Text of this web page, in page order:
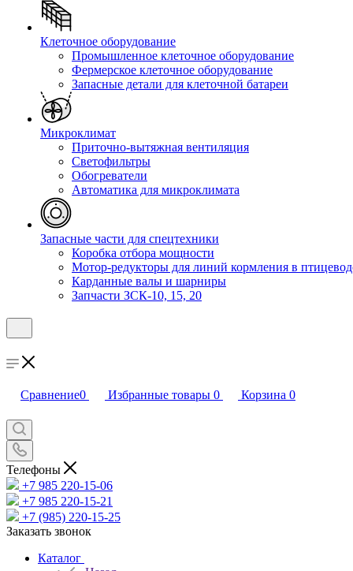
Клеточное оборудование
Промышленное клеточное оборудование
Фермерское клеточное оборудование
Запасные детали для клеточной батареи
Микроклимат
Приточно-вытяжная вентиляция
Светофильтры
Обогреватели
Автоматика для микроклимата
Запасные части для спецтехники
Коробка отбора мощности
Мотор-редукторы для линий кормления в
Карданные валы и шарниры
Запчасти ЗСК-10, 15, 20
Сравнение0 Избранные товары 0 Корзина 0
Телефоны
+7 985 220-15-06
+7 985 220-15-21
+7 (985) 220-15-25
Заказать звонок
Каталог